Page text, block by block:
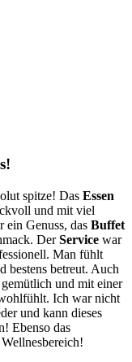
spitze! Das Essen
und mit viel
ein Genuss, das Buffet
DerService war
Man fühlt
bestens betreut. Auch
und mit einer
Ich war nicht
und kann dieses
Ebenso das